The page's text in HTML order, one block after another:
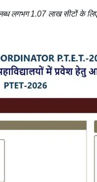
लगभग 1.07 लाख सीटों के